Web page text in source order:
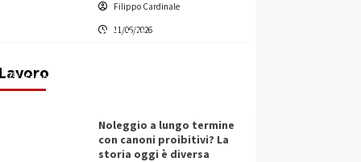
Filippo Cardinale
11/06/2026
Lavoro
Vino in Italia: il giro d’affari
contribuisce all’1,1% del PIL
Filippo Cardinale
Noleggio a lungo termine
con canoni proibitivi? La
storia oggi è diversa